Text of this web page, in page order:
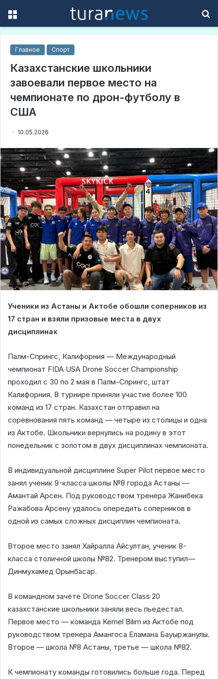
Главное Спорт
Казахстанские школьники
завоевали первое место на
чемпионате по дрон-футболу в
США
10.05.2026
Ученики из Астаны и Актобе обошли соперников из
17 стран и взяли призовые места в двух
дисциплинах
Палм-Спрингс, Калифорния — Международный
чемпионат FIDA USA Drone Soccer Championship
проходил с 30 по 2 мая в Палм-Спрингс, штат
Калифорния. В турнире приняли участие более 100
команд из 17 стран. Казахстан отправил на
соревнования пять команд — четыре из столицы и одна
из Актобе. Школьники вернулись на родину в этот
понедельник с золотом в двух дисциплинах чемпионата.
В индивидуальной дисциплине Super Pilot первое место
занял ученик 9-класса школы №8 города Астаны —
Амантай Арсен. Под руководством тренера Жанибека
Ражабова Арсену удалось опередить соперников в
одной из самых сложных дисциплин чемпионата.
Второе место занял Хайралла Айсултан, ученик 8-
класса столичной школы №82. Тренером выступил—
Динмухамед Орынбасар.
В командном зачёте Drone Soccer Class 20
казахстанские школьники заняли весь пьедестал.
Первое место — команда Kemel Bilim из Актобе под
руководством тренера Амангоса Еламана Бауыржанулы.
Второе — школа №8 Астаны, третье — школа №82.
К чемпионату команды готовились больше года. Перед